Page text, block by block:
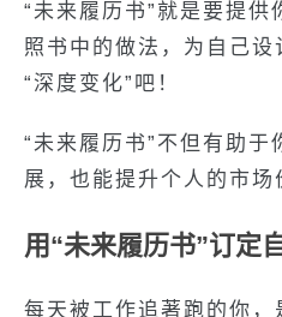
“未来履历书”就是要提供
照书中的做法，为自己设
“深度变化”吧！
“未来履历书”不但有助于
展，也能提升个人的市场
用“未来履历书”订定
每天被工作追著跑的你，